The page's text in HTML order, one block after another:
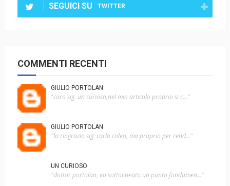
SEGUICI SU TWITTER
COMMENTI RECENTI
GIULIO PORTOLAN
"caro sig. un curioso,nel mio articolo proprio si c..."
GIULIO PORTOLAN
"la ringrazio sig. carlo coleo, ma proprio per rend..."
UN CURIOSO
"dottor portolan, va sottolineato un punto fondamen..."